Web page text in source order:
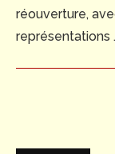
réouverture,
représentations